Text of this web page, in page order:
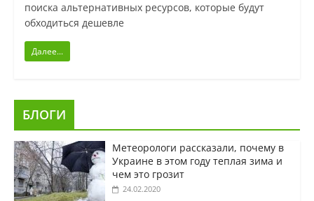
поиска альтернативных ресурсов, которые будут
обходиться дешевле
Далее...
БЛОГИ
Метеорологи рассказали, почему в
Украине в этом году теплая зима и
чем это грозит
24.02.2020